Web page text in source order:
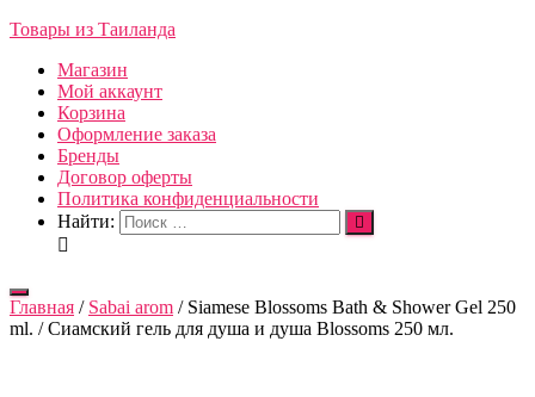
Товары из Таиланда
Магазин
Мой аккаунт
Корзина
Оформление заказа
Бренды
Договор оферты
Политика конфиденциальности
Найти:
Переключить
навигацию
Главная / Sabai arom / Siamese Blossoms Bath & Shower Gel 250
ml. / Сиамский гель для душа и душа Blossoms 250 мл.